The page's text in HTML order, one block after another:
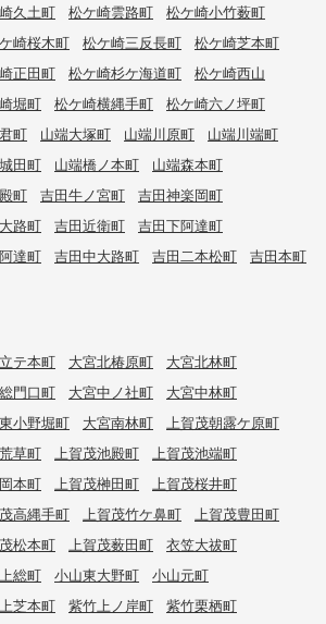
久土町 松ケ崎雲路町
松ケ崎小竹薮町
崎桜木町 松ケ崎三反長町
松ケ崎芝本町
正田町 松ケ崎杉ケ海道町
松ケ崎西山
堀町 松ケ崎横縄手町
松ケ崎六ノ坪町
町 山端大塚町 山端川原町
山端川端町
田町 山端橋ノ本町
山端森本町
町 吉田牛ノ宮町
吉田神楽岡町
路町 吉田近衛町
吉田下阿達町
達町 吉田中大路町 吉田二本松町
吉田本町
テ本町 大宮北椿原町
大宮北林町
門口町 大宮中ノ社町
大宮中林町
小野堀町 大宮南林町
上賀茂朝露ケ原町
草町 上賀茂池殿町
上賀茂池端町
本町 上賀茂榊田町
上賀茂桜井町
高縄手町 上賀茂竹ケ鼻町
上賀茂豊田町
松本町 上賀茂薮田町
衣笠大祓町
総町 小山東大野町
小山元町
芝本町 紫竹上ノ岸町
紫竹栗栖町